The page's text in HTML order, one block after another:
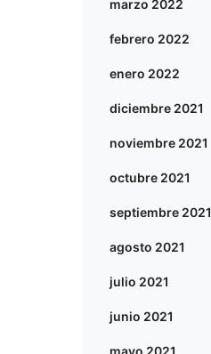
marzo 2022
febrero 2022
enero 2022
diciembre 2021
noviembre 2021
octubre 2021
septiembre 2021
agosto 2021
julio 2021
junio 2021
mayo 2021